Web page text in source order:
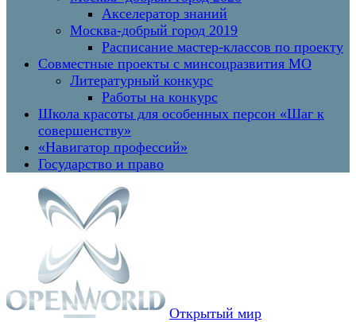
Акселератор знаний
Москва-добрый город 2019
Расписание мастер-классов по проекту
Совместные проекты с минсоцразвития МО
Литературный конкурс
Работы на конкурс
Школа красоты для особенных персон «Шаг к
совершенству»
«Навигатор профессий»
Государство и право
Открытый мир